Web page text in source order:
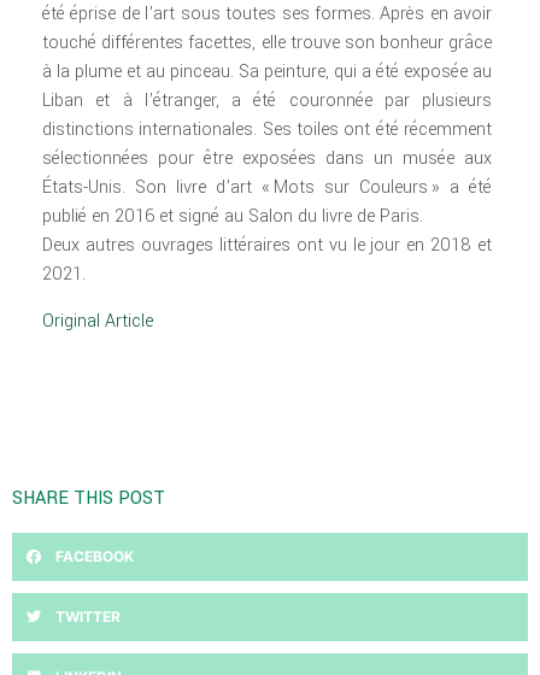
été éprise de l’art sous toutes ses formes. Après en avoir
touché différentes facettes, elle trouve son bonheur grâce
à la plume et au pinceau. Sa peinture, qui a été exposée au
Liban et à l’étranger, a été couronnée par plusieurs
distinctions internationales. Ses toiles ont été récemment
sélectionnées pour être exposées dans un musée aux
États-Unis. Son livre d’art « Mots sur Couleurs » a été
publié en 2016 et signé au Salon du livre de Paris.
Deux autres ouvrages littéraires ont vu le jour en 2018 et
2021.
Original Article
SHARE THIS POST
FACEBOOK
TWITTER